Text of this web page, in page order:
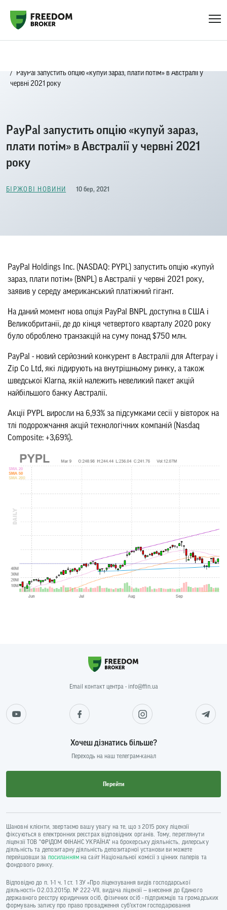
PayPal запустить опцію «купуй зараз, плати потім» в Австралії у
червні 2021 року
PayPal запустить опцію «купуй зараз,
плати потім» в Австралії у червні 2021
року
БІРЖОВІ НОВИНИ 10 бер, 2021
PayPal Holdings Inc. (NASDAQ: PYPL) запустить опцію «купуй
зараз, плати потім» (BNPL) в Австралії у червні 2021 року,
заявив у середу американський платіжний гігант.
На даний момент нова опція PayPal BNPL доступна в США і
Великобританії, де до кінця четвертого кварталу 2020 року
було оброблено транзакцій на суму понад $750 млн.
PayPal - новий серйозний конкурент в Австралії для Afterpay і
Zip Co Ltd, які лідирують на внутрішньому ринку, а також
шведської Klarna, якій належить невеликий пакет акцій
найбільшого банку Австралії.
Акції PYPL виросли на 6,93% за підсумками сесії у вівторок на
тлі подорожчання акцій технологічних компаній (Nasdaq
Composite: +3,69%).
Email контакт центра - info@ffin.ua
Хочеш дізнатись більше?
Переходь на наш телеграм-канал
Перейти
Шановні клієнти, звертаємо вашу увагу на те, що з 2015 року ліцензії
фіксуються в електронних реєстрах відповідних органів. Тому, переглянути
ліцензії ТОВ "ФРІДОМ ФІНАНС УКРАЇНА" на брокерську діяльність, дилерську
діяльність та депозитарну діяльність депозитарної установи ви можете
перейшовши за посиланнямна сайт Національної комісії з цінних паперів та
фондового ринку.
Відповідно до п. 1-1 ч. 1 ст. 1 ЗУ «Про ліцензування видів господарської
діяльності» 02.03.2015р. № 222-VII, видача ліцензії — внесення до Єдиного
державного реєстру юридичних осіб, фізичних осіб - підприємців та громадських
формувань запису про право провадження суб’єктом господарювання